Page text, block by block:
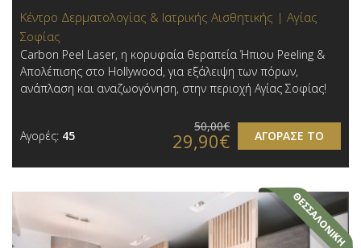
Κέντρο Δερματολογίας & Ιατρικής Αισθητικής | Αγίας
Σοφίας
Carbon Peel Laser, η κορυφαία θεραπεία Ήπιου Peeling &
Απολέπισης στο Hollywood, για εξάλειψη των πόρων,
ανάπλαση και αναζωογόνηση, στην περιοχή Αγίας Σοφίας!
Αγορές: 45 ΑΓΟΡΑΣΕ ΤΟ
50,00€
29,90€